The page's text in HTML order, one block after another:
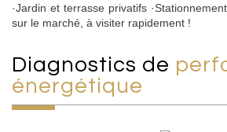
·Jardin et terrasse privatifs
sur le marché, à visiter rapidement !
diagnostics de
énergétique